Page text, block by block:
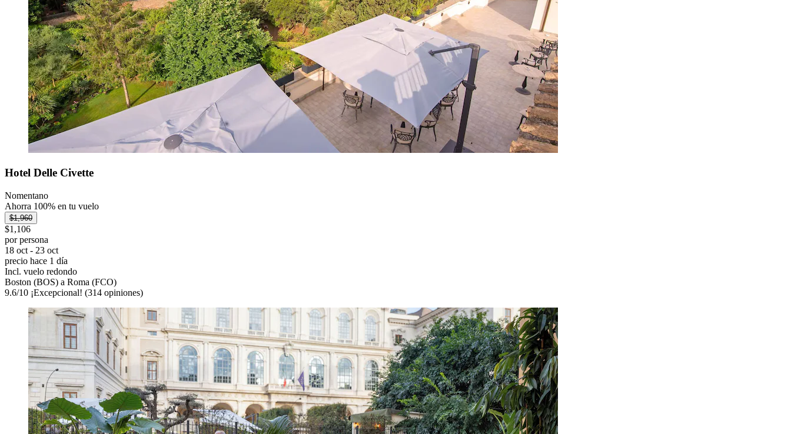
Hotel Delle Civette
Nomentano
Ahorra 100% en tu vuelo
$1,960
$1,106
por persona
18 oct - 23 oct
precio hace 1 día
Incl. vuelo redondo
Boston (BOS) a Roma (FCO)
9.6/10 ¡Excepcional! (314 opiniones)